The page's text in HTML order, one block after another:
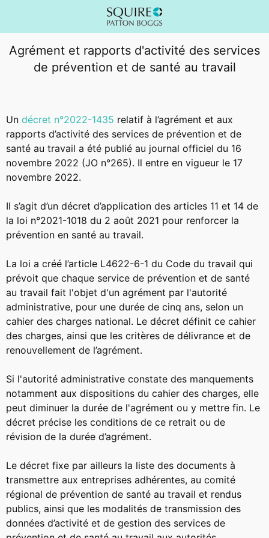
Agrément et rapports d'activité des services
de prévention et de santé au travail
Un décret n°2022-1435 relatif à l’agrément et aux
rapports d’activité des services de prévention et de
santé au travail a été publié au journal officiel du 16
novembre 2022 (JO n°265). Il entre en vigueur le 17
novembre 2022.
Il s’agit d’un décret d’application des articles 11 et 14 de
la loi n°2021-1018 du 2 août 2021 pour renforcer la
prévention en santé au travail.
La loi a créé l’article L4622-6-1 du Code du travail qui
prévoit que chaque service de prévention et de santé
au travail fait l'objet d'un agrément par l'autorité
administrative, pour une durée de cinq ans, selon un
cahier des charges national. Le décret définit ce cahier
des charges, ainsi que les critères de délivrance et de
renouvellement de l’agrément.
Si l'autorité administrative constate des manquements
notamment aux dispositions du cahier des charges, elle
peut diminuer la durée de l'agrément ou y mettre fin. Le
décret précise les conditions de ce retrait ou de
révision de la durée d’agrément.
Le décret fixe par ailleurs la liste des documents à
transmettre aux entreprises adhérentes, au comité
régional de prévention de santé au travail et rendus
publics, ainsi que les modalités de transmission des
données d’activité et de gestion des services de